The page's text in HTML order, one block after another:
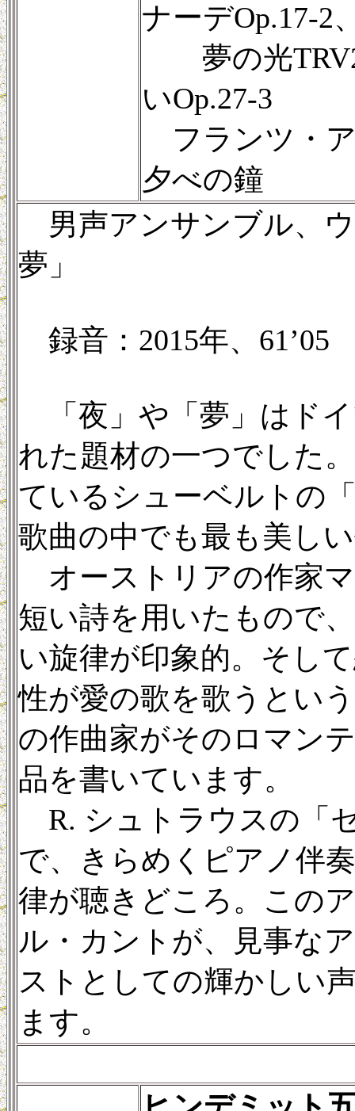
ナーデOp.17-2
夢の光
いOp.27-3
フランツ・ア
夕べの鐘
男声アンサンブル、
夢」
録音：2015年、61’05
「夜」や「夢」はド
れた題材の一つでした
ているシューベルトの
歌曲の中でも最も美し
オーストリアの作家
短い詩を用いたもので
い旋律が印象的。そし
性が愛の歌を歌うとい
の作曲家がそのロマン
品を書いています。
R. シュトラウスの「
で、きらめくピアノ伴
律が聴きどころ。この
ル・カントが、見事な
ストとしての輝かしい
ます。